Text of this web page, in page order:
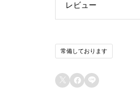
u30b5u30a4u30ba
u51fau7248u793e
レビュー
イン済みのユーザ
常備しております
  